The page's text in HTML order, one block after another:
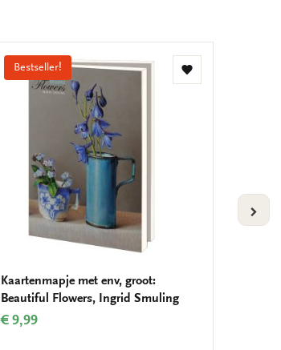
Bestseller!
Toevoegen
Kaartenmapje met env, groot:
Beautiful Flowers, Ingrid Smuling
€ 9,99